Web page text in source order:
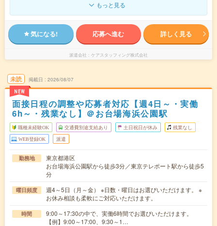
もっと見る
気になる! 応募へ進む 詳しく見る
派遣会社 ケアスタッフィング株式会社
未読
NEW
掲載日 2026/08/07
面接日程の調整や応募者対応【週4日～・実働
6h～・残業なし】＠お台場海浜公園駅
職種未経験OK 交通費別途支給あり 土日祝日が休み 残業なし
WEB登録OK 派遣
勤務地
東京都港区
お台場海浜公園駅から徒歩3分／東京テレポート駅から徒歩5
分
曜日頻度
週4～5日（月～金） ※日数・曜日はお選びいただけます。 ※
お休み相談も柔軟にご対応いただけます。
時間
9:00～17:30の中で、実働6時間でお選びいただけます。
【例】9:00～17:00、9:30～1…